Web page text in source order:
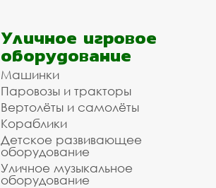
Уличное игровое
оборудование
Машинки
Паровозы и тракторы
Вертолёты и самолёты
Кораблики
Детское развивающее
оборудование
Уличное музыкальное
оборудование